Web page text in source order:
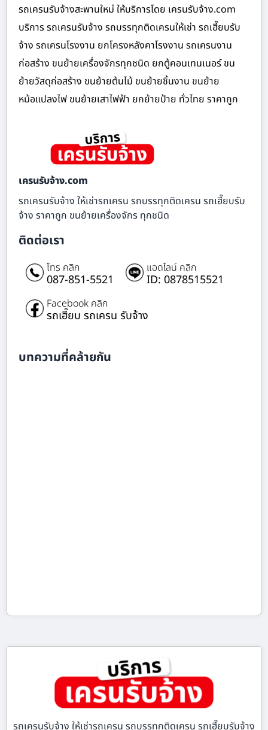
รถเครนรับจ้างสะพานใหม่ ให้บริการโดย เครนรับจ้าง.com
บริการ รถเครนรับจ้าง รถบรรทุกติดเครนให้เช่า รถเฮี๊ยบรับ
จ้าง รถเครนโรงงาน ยกโครงหลังคาโรงงาน รถเครนงาน
ก่อสร้าง ขนย้ายเครื่องจักรทุกชนิด ยกตู้คอนเทนเนอร์ ขน
ย้ายวัสดุก่อสร้าง ขนย้ายต้นไม้ ขนย้ายชิ้นงาน ขนย้าย
หม้อแปลงไฟ ขนย้ายเสาไฟฟ้า ยกย้ายป้าย ทั่วไทย ราคาถูก
เครนรับจ้าง.com
รถเครนรับจ้าง ให้เช่ารถเครน รถบรรทุกติดเครน รถเฮี๊ยบรับ
จ้าง ราคาถูก ขนย้ายเครื่องจักร ทุกชนิด
ติดต่อเรา
โทร คลิก
087-851-5521
แอดไลน์ คลิก
ID: 0878515521
Facebook คลิก
รถเฮี๊ยบ รถเครน รับจ้าง
บทความที่คล้ายกัน
รถเครนรับจ้าง ให้เช่ารถเครน รถบรรทุกติดเครน รถเฮี๊ยบรับจ้าง